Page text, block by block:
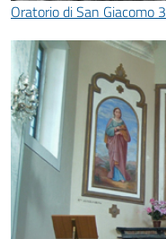
Oratorio di San Giacomo 3